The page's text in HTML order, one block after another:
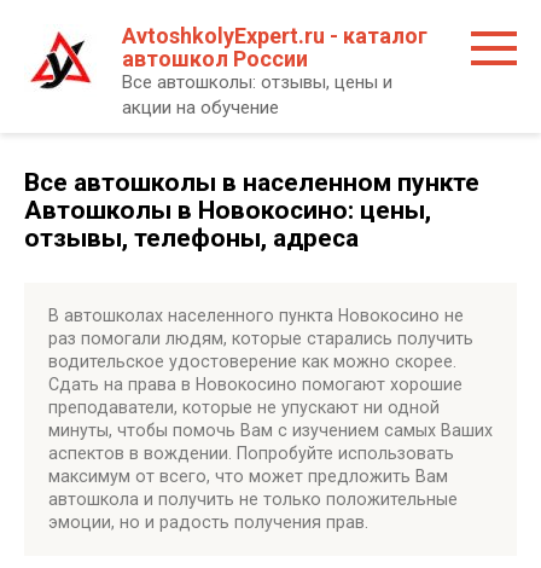
контенту
AvtoshkolyExpert.ru - каталог
автошкол России
Все автошколы: отзывы, цены и
акции на обучение
Все автошколы в населенном пункте
Автошколы в Новокосино: цены,
отзывы, телефоны, адреса
В автошколах населенного пункта Новокосино не
раз помогали людям, которые старались получить
водительское удостоверение как можно скорее.
Сдать на права в Новокосино помогают хорошие
преподаватели, которые не упускают ни одной
минуты, чтобы помочь Вам с изучением самых Ваших
аспектов в вождении. Попробуйте использовать
максимум от всего, что может предложить Вам
автошкола и получить не только положительные
эмоции, но и радость получения прав.